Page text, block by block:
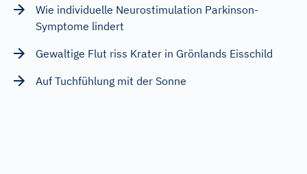
Wie individuelle Neurostimulation Parkinson-
Symptome lindert
Gewaltige Flut riss Krater in Grönlands Eisschild
Auf Tuchfühlung mit der Sonne